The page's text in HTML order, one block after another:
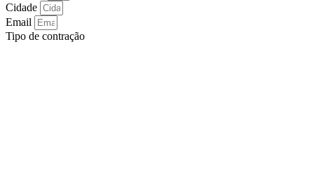
Cidade
Email
Tipo de contração